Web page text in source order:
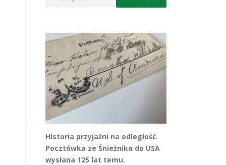
Historia przyjaźni na odległość.
Pocztówka ze Śnieżnika do USA
wysłana 125 lat temu.